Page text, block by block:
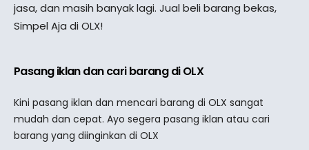
jasa, dan masih banyak lagi. Jual beli barang bekas,
Simpel Aja di OLX!
Pasang iklan dan cari barang di OLX
Kini pasang iklan dan mencari barang di OLX sangat
mudah dan cepat. Ayo segera pasang iklan atau cari
barang yang diinginkan di OLX